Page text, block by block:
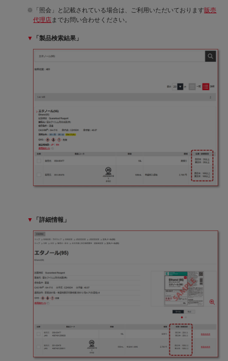
「照会」と記載されている場合は、ご利用いただいております販売
代理店 までお問い合わせください。
▼ 「製品検索結果」
▼ 「詳細情報」